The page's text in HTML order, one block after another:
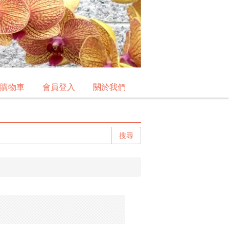
購物車 會員登入 關於我們
搜尋